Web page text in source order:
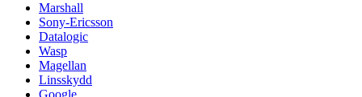
Marshall
Sony-Ericsson
Datalogic
Wasp
Magellan
Linsskydd
Google